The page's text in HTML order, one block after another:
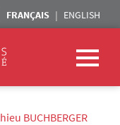
FRANÇAIS ENGLISH
BUCHBERGER